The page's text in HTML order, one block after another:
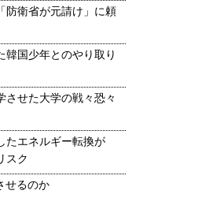
防衛省が元請け」に頼
韓国少年とのやり取り
させた大学の戦々恐々
たエネルギー転換が
スク
せるのか